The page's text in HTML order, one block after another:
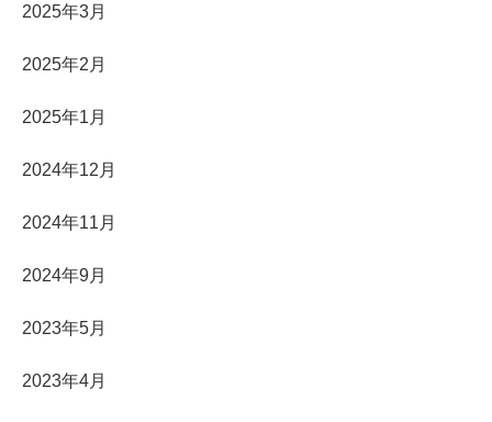
2025年3月
2025年2月
2025年1月
2024年12月
2024年11月
2024年9月
2023年5月
2023年4月